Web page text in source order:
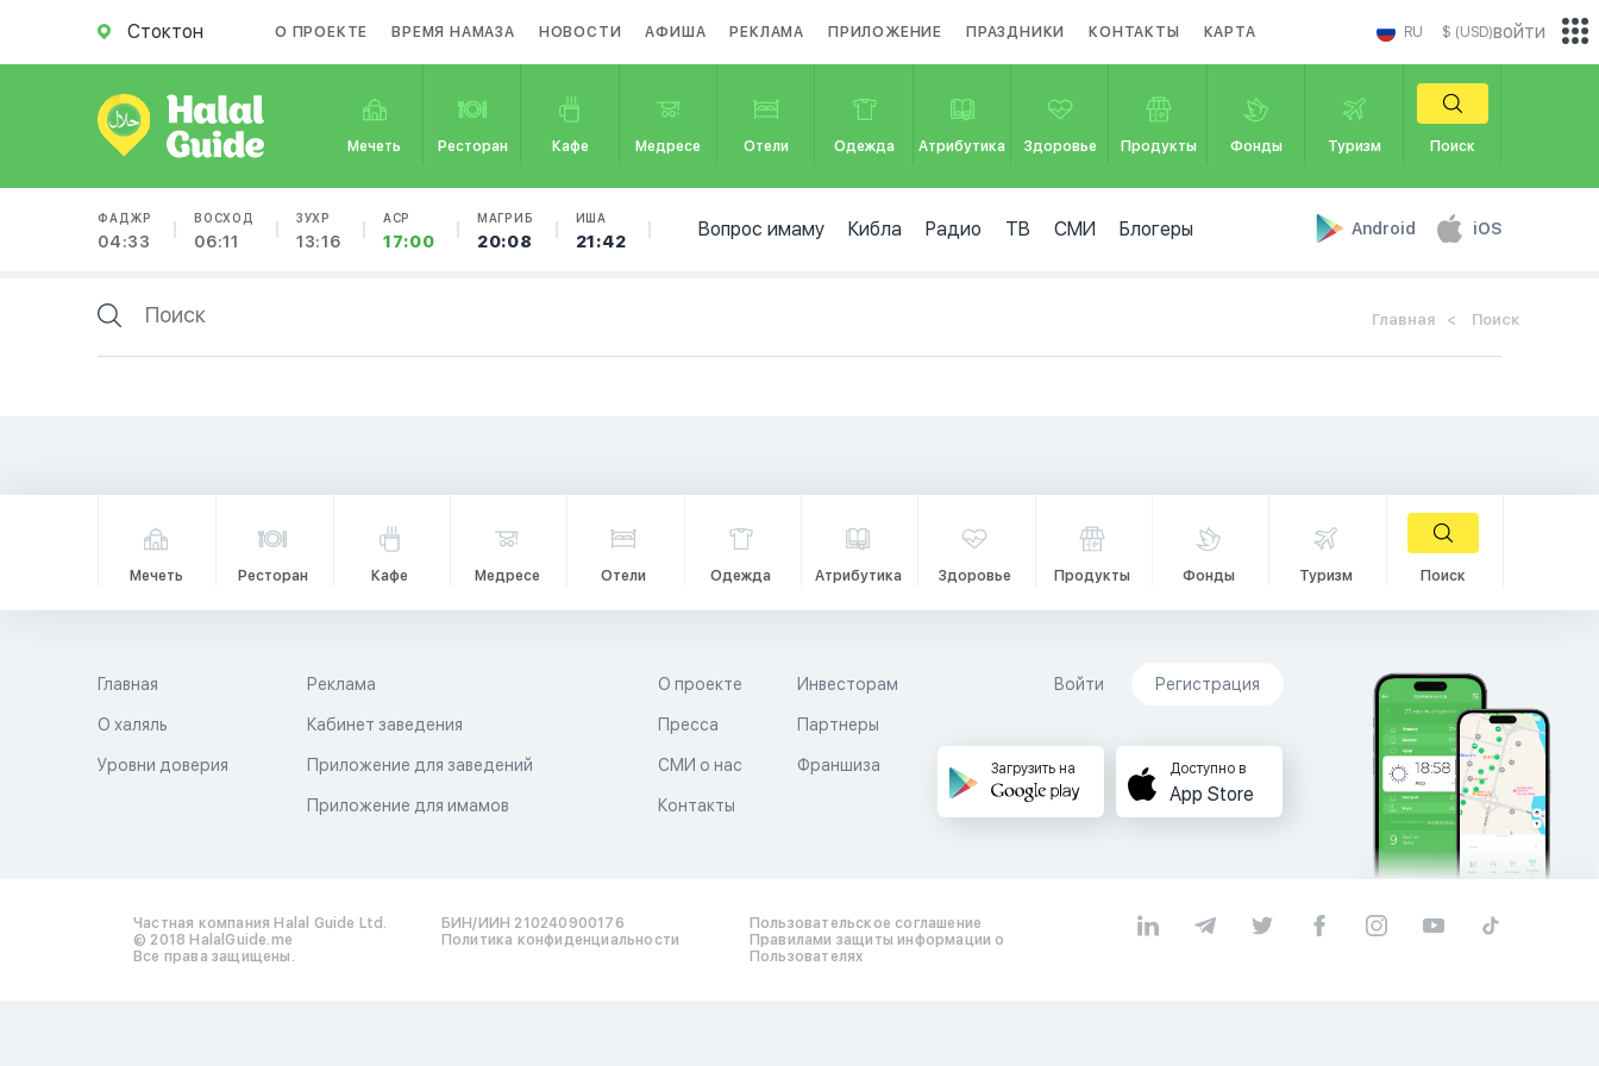
Стоктон О ПРОЕКТЕ ВРЕМЯ НАМАЗА НОВОСТИ АФИША РЕКЛАМА ПРИЛОЖЕНИЕ ПРАЗДНИКИ КОНТАКТЫ КАРТА RU $ (USD)
Мечеть Ресторан Кафе Медресе Отели Одежда Атрибутика Здоровье Продукты Фонды Туризм Поиск
ФАДЖР
04:33
ВОСХОД
06:11
ЗУХР
13:16
АСР
17:00
МАГРИБ
20:08
ИША
21:42
Вопрос имаму Кибла Радио ТВ СМИ Блогеры Android iOS
войти
Главная Поиск
Мечеть Ресторан Кафе Медресе Отели Одежда Атрибутика Здоровье Продукты Фонды Туризм Поиск
Главная
О халяль
Уровни доверия
Реклама
Кабинет заведения
Приложение для заведений
Приложение для имамов
О проекте
Пресса
СМИ о нас
Контакты
Инвесторам
Партнеры
Франшиза
Войти Регистрация
Загрузить на Доступно в
App Store
Частная компания Halal Guide Ltd.
© 2018 HalalGuide.me
Все права защищены.
БИН/ИИН 210240900176
Политика конфиденциальности
Пользовательское соглашение
Правилами защиты информации о
Пользователях